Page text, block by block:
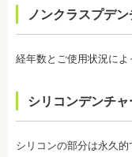
新潟大学医歯学
・歯科で行うホ
す。歯の厚みの
に起こるという
続けていくこと
ノンクラスプデ
経年数とご使用状況によ
シリコンデンチ
シリコンの部分は永久的